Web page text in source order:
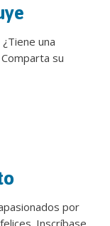
una
su
por
Inscríbase